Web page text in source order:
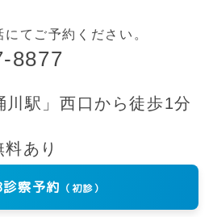
てご予約ください。
8877
川駅」西口から徒歩1分
あり
診察予約 （初診）